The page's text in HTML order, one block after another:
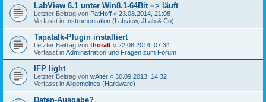
LabView 6.1 unter Win8.1-64Bit => läuft
Letzter Beitrag von PatHoff « 23.08.2014, 21:08
Verfasst in Instrumentation (Labview, JLab & Co)
Tapatalk-Plugin installiert
Letzter Beitrag von thoralt « 22.08.2014, 07:34
Verfasst in Administration und Fragen zum Forum
IFP light
Letzter Beitrag von wAlter « 30.09.2013, 14:32
Verfasst in Allgemeines (Hardware)
Daten-Ausgabe?